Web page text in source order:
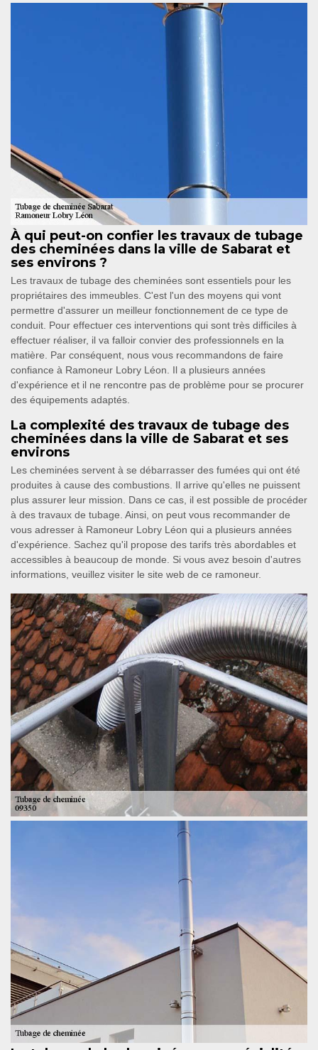
À qui peut-on confier les travaux de tubage
des cheminées dans la ville de Sabarat et
ses environs ?
Les travaux de tubage des cheminées sont essentiels pour les
propriétaires des immeubles. C'est l'un des moyens qui vont
permettre d'assurer un meilleur fonctionnement de ce type de
conduit. Pour effectuer ces interventions qui sont très difficiles à
effectuer réaliser, il va falloir convier des professionnels en la
matière. Par conséquent, nous vous recommandons de faire
confiance à Ramoneur Lobry Léon. Il a plusieurs années
d'expérience et il ne rencontre pas de problème pour se procurer
des équipements adaptés.
La complexité des travaux de tubage des
cheminées dans la ville de Sabarat et ses
environs
Les cheminées servent à se débarrasser des fumées qui ont été
produites à cause des combustions. Il arrive qu'elles ne puissent
plus assurer leur mission. Dans ce cas, il est possible de procéder
à des travaux de tubage. Ainsi, on peut vous recommander de
vous adresser à Ramoneur Lobry Léon qui a plusieurs années
d'expérience. Sachez qu'il propose des tarifs très abordables et
accessibles à beaucoup de monde. Si vous avez besoin d'autres
informations, veuillez visiter le site web de ce ramoneur.